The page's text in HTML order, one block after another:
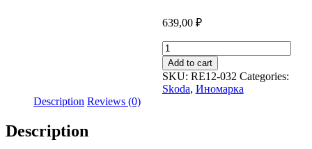
639,00 ₽
Наконечник
рулевой
Skoda
Octavia
I
Add to cart
SKU: RE12-032 Categories:
Skoda, Иномарка
Description Reviews (0)
Description